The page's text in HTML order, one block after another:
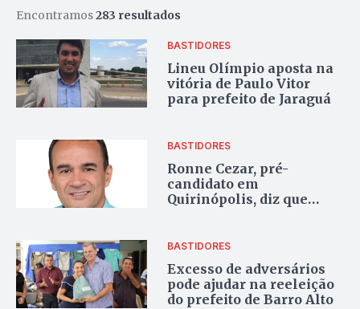
Encontramos283 resultados
BASTIDORES
Lineu Olímpio aposta na
vitória de Paulo Vitor
para prefeito de Jaraguá
BASTIDORES
Ronne Cezar, pré-
candidato em
Quirinópolis, diz que
improbidade
BASTIDORES
Excesso de adversários
pode ajudar na reeleição
do prefeito de Barro Alto